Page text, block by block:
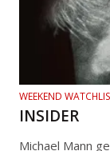
WEEKEND
INSIDER
Michael Mann